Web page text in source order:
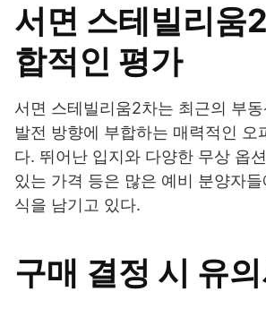
서면 스테빌리움
합적인 평가
서면 스테빌리움2차는 최근의 부
발전 방향에 부합하는 매력적인 오
다. 뛰어난 입지와 다양한 무상 옵
있는 가격 등은 많은 예비 분양자
식을 남기고 있다.
구매 결정 시 유